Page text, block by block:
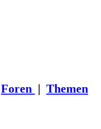
Foren Themen